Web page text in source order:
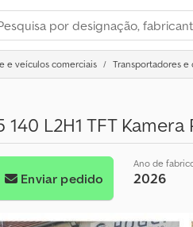
e veículos comerciais Transportadores e
140 L2H1 TFT
Enviar pedido
Ano de
2026